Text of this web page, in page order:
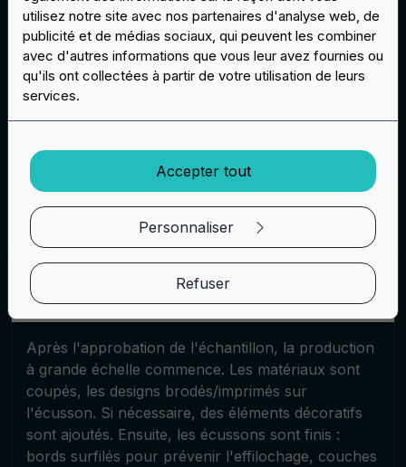
Vérifiez et confirmez l'échantillon
Avant de lancer la production réelle, un
échantillon ou un prototype de l'écusson est
réalisé. Cela permet de vérifier la qualité du design,
D'éventuelles modifications ou améliorations
peuvent être apportées à cette étape pour garantir
que le produit final réponde aux attentes.
Après l'approbation de l'échantillon, la production
à grande échelle commence. Les matériaux sont
coupés, les designs brodés/imprimés sur
l'écusson. Si nécessaire, des éléments décoratifs
sont ajoutés. Ensuite, les écussons sont finis :
bords surfilés pour prévenir l'effilochage, couches
utilisez notre site avec nos partenaires d'analyse web, de
publicité et de médias sociaux, qui peuvent les combiner
avec d'autres informations que vous leur avez fournies ou
qu'ils ont collectées à partir de votre utilisation de leurs
services.
Accepter tout
Personnaliser
Refuser